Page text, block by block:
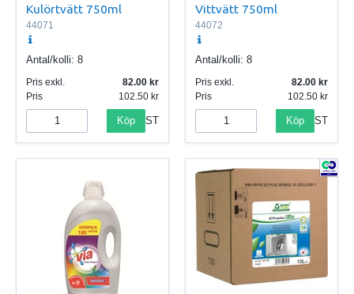
Kulörtvätt 750ml
44071
Antal/kolli: 8
Pris exkl.
82.00
Pris
102.50
Köp ST
Vittvätt 750ml
44072
Antal/kolli: 8
Pris exkl.
82.00
Pris
102.50
Köp ST